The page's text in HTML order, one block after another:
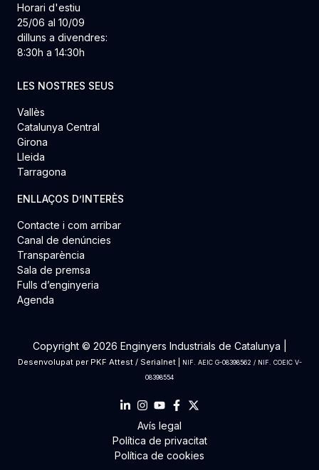
Horari d'estiu
25/06 al 10/09
dilluns a divendres:
8:30h a 14:30h
LES NOSTRES SEUS
Vallès
Catalunya Central
Girona
Lleida
Tarragona
ENLLAÇOS D’INTERÈS
Contacte i com arribar
Canal de denúncies
Transparència
Sala de premsa
Fulls d’enginyeria
Agenda
Copyright © 2026 Enginyers Industrials de Catalunya |
Desenvolupat per PKF Attest/ Serialnet|
NIF. AEIC G-08398562 / NIF. COEIC V-
08398554
Avís legal
Política de privacitat
Política de cookies